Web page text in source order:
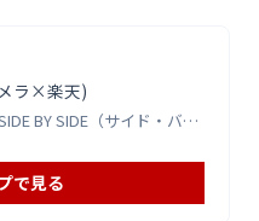
ラ×楽天)
AQUA｜アクア 冷蔵庫 SIDE BY SIDE（サイド・バイ・サイド） ダークシルバー AQR-SBS48R-DS
で見る